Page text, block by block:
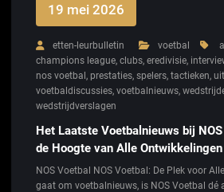
19 mei 2026
etten-leurbulletin voetbal
champions league, clubs, eredivisie,
nos voetbal, prestaties, spelers, tactieken,
voetbaldiscussies, voetbalnieuws,
wedstrijdverslagen
Het Laatste Voetbalnieuws bij
de Hoogte van Alle Ontwikkelingen
NOS Voetbal NOS Voetbal: De Plek voor
gaat om voetbalnieuws, is NOS Voetbal dé